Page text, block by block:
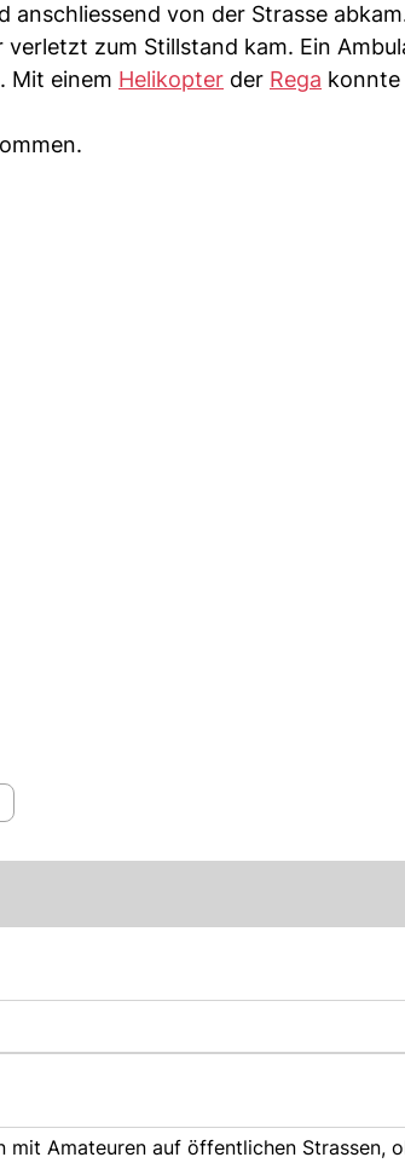
von der Strasse
verletzt zum Stillstand kam. Ein
Mit einem Helikopter der Rega konnte